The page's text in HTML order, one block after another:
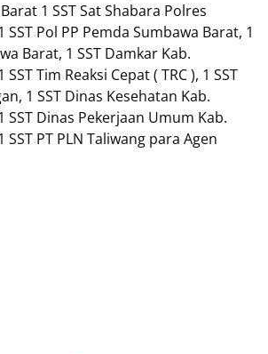
1 SST Sat Shabara Polres
Pol PP Pemda Sumbawa Barat, 1
Barat, 1 SST Damkar Kab.
Tim Reaksi Cepat ( TRC ), 1 SST
1 SST Dinas Kesehatan Kab.
SST Dinas Pekerjaan Umum Kab.
PT PLN Taliwang para Agen